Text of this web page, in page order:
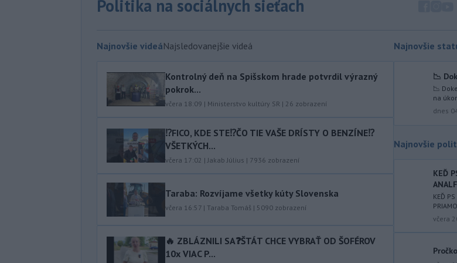
šesťmesačnej
vyvolali v hornatých
Rakúska
varuje v piatokpred
východného
výstrahu prvého
Ministerstvo
požiada Národný
dodaných radarových
sú v pilotnej prevádzke.
Politika na sociálnych sieťach
Najnovšie videáNajsledovanejšie videá
Kontrolný deň na Spišskom hrade potvrdil výrazný
pokrok...
včera 18:09 | Ministerstvo kultúry SR | 26 zobrazení
⁉️FICO, KDE STE⁉️ČO TIE VAŠE DRÍSTY O BENZÍNE⁉️
VŠETKÝCH...
včera 17:02 |Jakab Július | 7936 zobrazení
Taraba: Rozvíjame všetky kúty Slovenska
včera 16:57 | Taraba Tomáš | 5090 zobrazení
🔥 ZBLÁZNILI SA❓️ŠTÁT CHCE VYBRAŤ OD ŠOFÉROV
10x VIAC P...
Najnovšie
📉
📉
na
dnes
Najnovšie
KEĎ
KEĎ
včera